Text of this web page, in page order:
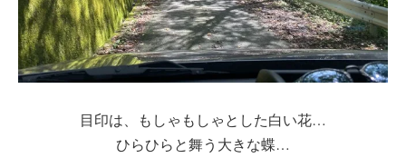
目印は、もしゃもしゃとした白い花…
ひらひらと舞う大きな蝶…